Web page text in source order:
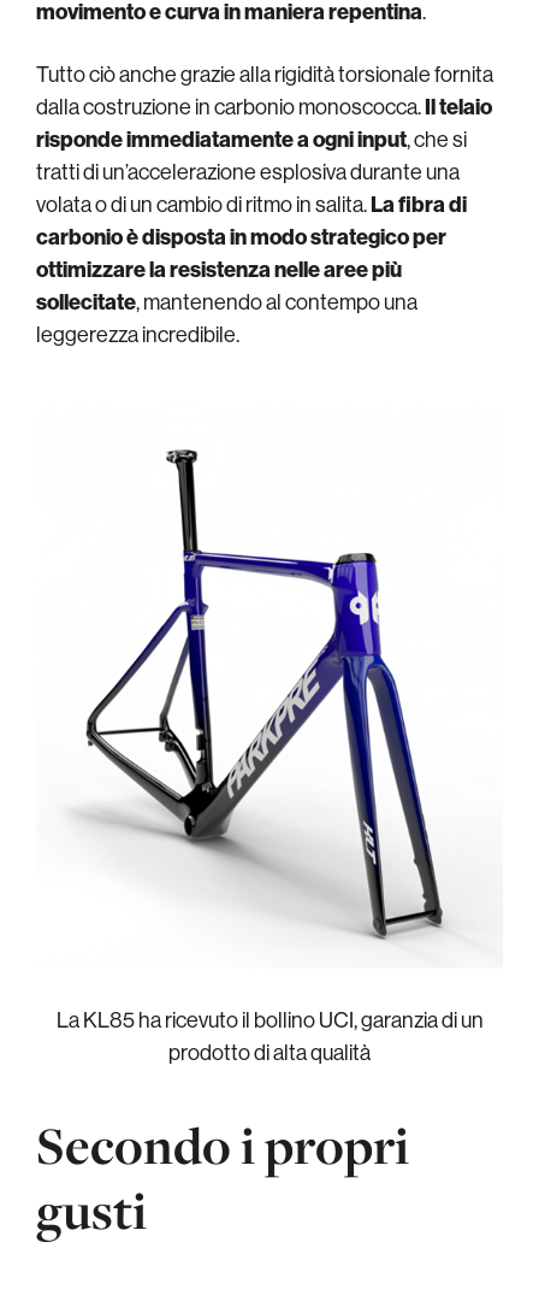
movimento e curva in maniera repentina.
Tutto ciò anche grazie alla rigidità torsionale fornita
dalla costruzione in carbonio monoscocca.Il telaio
risponde immediatamente a ogni input, che si
tratti di un’accelerazione esplosiva durante una
volata o di un cambio di ritmo in salita.La fibra di
carbonio è disposta in modo strategico per
ottimizzare la resistenza nelle aree più
sollecitate, mantenendo al contempo una
leggerezza incredibile.
La KL85 ha ricevuto il bollino UCI, garanzia di un
prodotto di alta qualità
Secondo i propri
gusti